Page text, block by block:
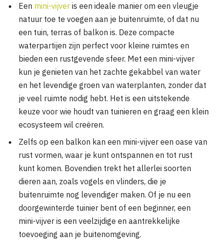
Een mini-vijver is een ideale manier om een vleugje
natuur toe te voegen aan je buitenruimte, of dat nu
een tuin, terras of balkon is. Deze compacte
waterpartijen zijn perfect voor kleine ruimtes en
bieden een rustgevende sfeer. Met een mini-vijver
kun je genieten van het zachte gekabbel van water
en het levendige groen van waterplanten, zonder dat
je veel ruimte nodig hebt. Het is een uitstekende
keuze voor wie houdt van tuinieren en graag een klein
ecosysteem wil creëren.
Zelfs op een balkon kan een mini-vijver een oase van
rust vormen, waar je kunt ontspannen en tot rust
kunt komen. Bovendien trekt het allerlei soorten
dieren aan, zoals vogels en vlinders, die je
buitenruimte nog levendiger maken. Of je nu een
doorgewinterde tuinier bent of een beginner, een
mini-vijver is een veelzijdige en aantrekkelijke
toevoeging aan je buitenomgeving.